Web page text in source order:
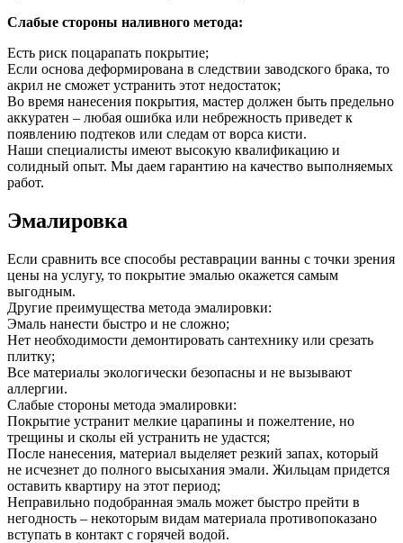
Слабые стороны наливного метода:
Есть риск поцарапать покрытие;
Если основа деформирована в следствии заводского брака, то
акрил не сможет устранить этот недостаток;
Во время нанесения покрытия, мастер должен быть предельно
аккуратен – любая ошибка или небрежность приведет к
появлению подтеков или следам от ворса кисти.
Наши специалисты имеют высокую квалификацию и
солидный опыт. Мы даем гарантию на качество выполняемых
работ.
Эмалировка
Если сравнить все способы реставрации ванны с точки зрения
цены на услугу, то покрытие эмалью окажется самым
выгодным.
Другие преимущества метода эмалировки:
Эмаль нанести быстро и не сложно;
Нет необходимости демонтировать сантехнику или срезать
плитку;
Все материалы экологически безопасны и не вызывают
аллергии.
Слабые стороны метода эмалировки:
Покрытие устранит мелкие царапины и пожелтение, но
трещины и сколы ей устранить не удастся;
После нанесения, материал выделяет резкий запах, который
не исчезнет до полного высыхания эмали. Жильцам придется
оставить квартиру на этот период;
Неправильно подобранная эмаль может быстро прейти в
негодность – некоторым видам материала противопоказано
вступать в контакт с горячей водой.